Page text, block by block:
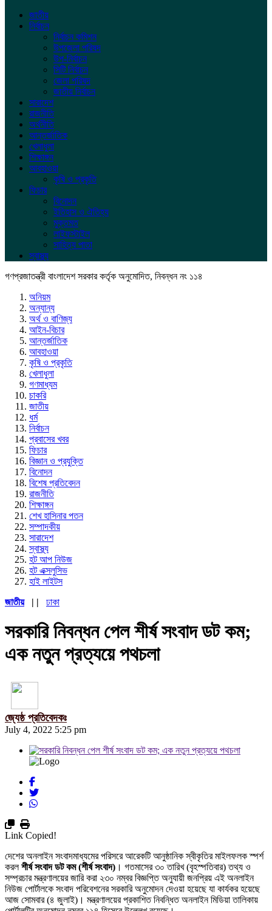
জাতীয়
নির্বাচন
নির্বাচন কমিশন
উপজেলা পরিষদ
উপ-নির্বাচন
সিটি নির্বাচন
জেলা পরিষদ
জাতীয় নির্বাচন
সারাদেশ
রাজনীতি
অর্থনীতি
আন্তর্জাতিক
খেলাধুলা
শিক্ষাঙ্গন
আবহাওয়া
কৃষি ও প্রকৃতি
ফিচার
বিনোদন
ইতিহাস ও ঐতিহ্য
মুক্তমত
লাইফস্টাইল
সাহিত্য পাতা
স্বাস্থ্য
গণপ্রজাতন্ত্রী বাংলাদেশ সরকার কর্তৃক অনুমোদিত, নিবন্ধন নং ১১৪
অনিয়ম
অন্যান্য
অর্থ ও বাণিজ্য
আইন-বিচার
আন্তর্জাতিক
আবহাওয়া
কৃষি ও প্রকৃতি
খেলাধুলা
গণমাধ্যম
চাকরি
জাতীয়
ধর্ম
নির্বাচন
প্রবাসের খবর
ফিচার
বিজ্ঞান ও প্রযুক্তি
বিনোদন
বিশেষ প্রতিবেদন
রাজনীতি
শিক্ষাঙ্গন
শেখ হাসিনার পতন
সম্পাদকীয়
সারাদেশ
স্বাস্থ্য
হট আপ নিউজ
হট এক্সলুসিভ
হাই লাইটস
জাতীয়
| | ঢাকা
সরকারি নিবন্ধন পেল শীর্ষ সংবাদ ডট কম;
এক নতুন প্রত্যয়ে পথচলা
জ্যেষ্ঠ প্রতিবেদকঃ
July 4, 2022 5:25 pm
Link Copied!
দেশের অনলাইন সংবাদমাধ্যমের পরিসরে আরেকটি আনুষ্ঠানিক স্বীকৃতির মাইলফলক স্পর্শ
করলশীর্ষ সংবাদ ডট কম (শীর্ষ সংবাদ) । গতমাসের ৩০ তারিখ (বৃহস্পতিবার) তথ্য ও
সম্প্রচার মন্ত্রণালয়ের জারি করা ২৩০ নম্বর বিজ্ঞপ্তি অনুযায়ী জনপ্রিয় এই অনলাইন
নিউজ পোর্টালকে সংবাদ পরিবেশনের সরকারি অনুমোদন দেওয়া হয়েছে যা কার্যকর হয়েছে
আজ সোমবার (৪ জুলাই)। মন্ত্রণালয়ের প্রকাশিত নিবন্ধিত অনলাইন মিডিয়া তালিকায়